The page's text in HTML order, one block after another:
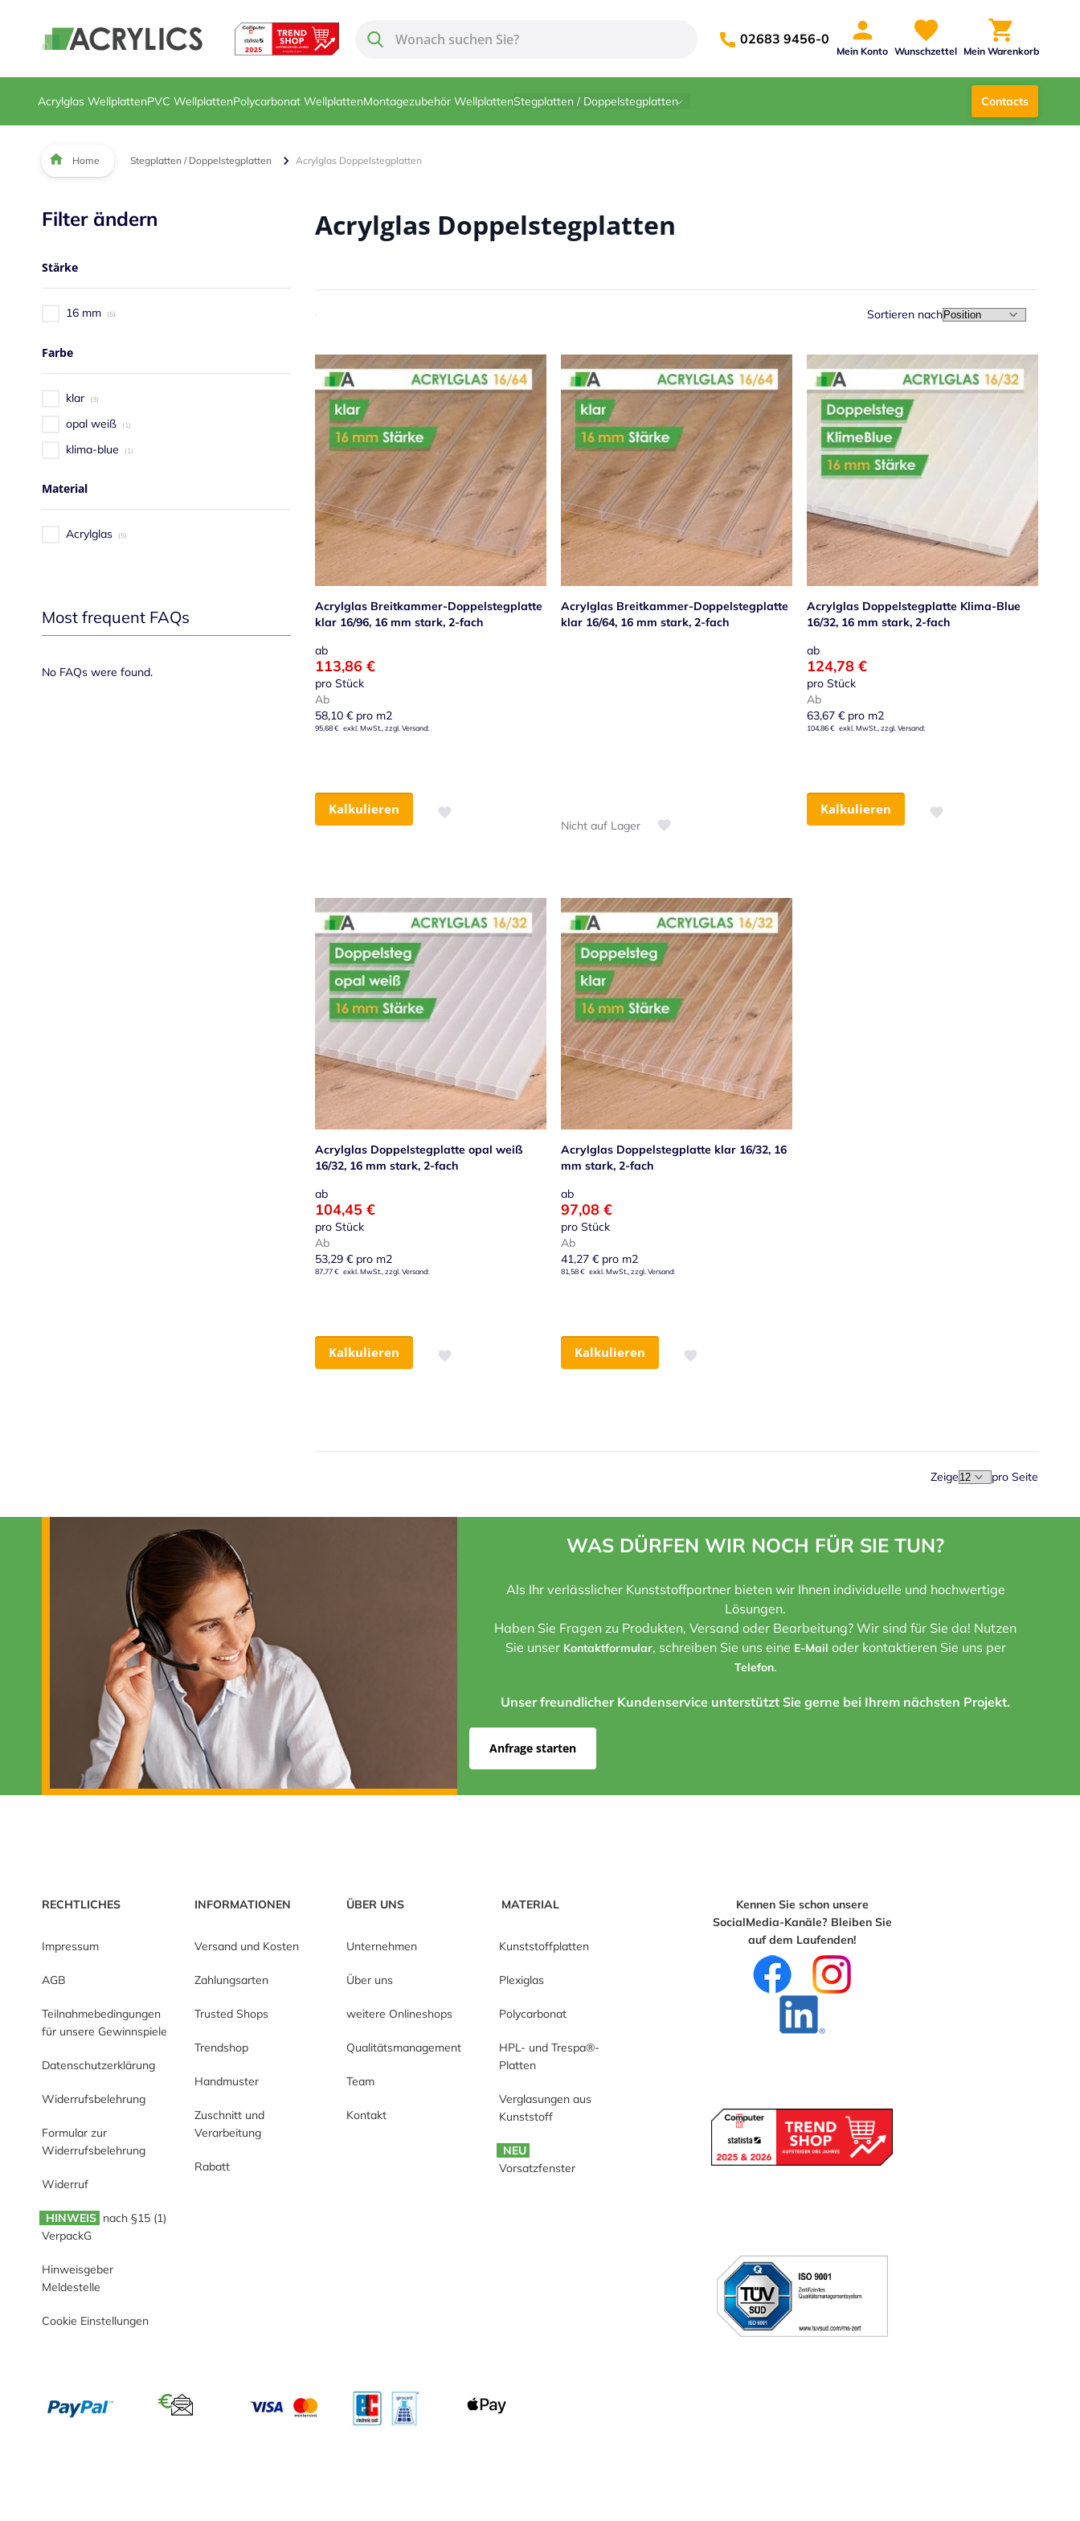
02683 9456-0
Mein Konto Wunschzettel Mein Warenkorb
Acrylglas WellplattenPVC WellplattenPolycarbonat WellplattenMontagezubehör WellplattenStegplatten / Doppelstegplatten Contacts
Home Stegplatten / Doppelstegplatten Acrylglas Doppelstegplatten
Filter ändern
Stärke
16 mm 5
Farbe
klar 3
opal weiß 1
klima-blue 1
Material
Acrylglas 5
Most frequent FAQs
No FAQs were found.
Acrylglas Doppelstegplatten
Sortieren nach
Acrylglas Breitkammer-Doppelstegplatte
klar 16/96, 16 mm stark, 2-fach
ab
113,86 €
pro Stück
Ab
58,10 € pro m2
95,68 €
Kalkulieren
Zur Wunschliste hinzufügen
Acrylglas Breitkammer-Doppelstegplatte
klar 16/64, 16 mm stark, 2-fach
Nicht auf Lager Zur Wunschliste hinzufügen
Acrylglas Doppelstegplatte Klima-Blue
16/32, 16 mm stark, 2-fach
ab
124,78 €
pro Stück
Ab
63,67 € pro m2
104,86 €
Kalkulieren
Zur Wunschliste hinzufügen
Acrylglas Doppelstegplatte opal weiß
16/32, 16 mm stark, 2-fach
ab
104,45 €
pro Stück
Ab
53,29 € pro m2
87,77 €
Kalkulieren
Zur Wunschliste hinzufügen
Acrylglas Doppelstegplatte klar 16/32, 16
mm stark, 2-fach
ab
97,08 €
pro Stück
Ab
41,27 € pro m2
81,58 €
Kalkulieren
Zur Wunschliste hinzufügen
Zeige pro Seite
WAS DÜRFEN WIR NOCH FÜR SIE TUN?
Als Ihr verlässlicher Kunststoffpartner bieten wir Ihnen individuelle und hochwertige
Lösungen.
Haben Sie Fragen zu Produkten, Versand oder Bearbeitung? Wir sind für Sie da! Nutzen
Sie unser Kontaktformular, schreiben Sie uns eine E-Mail oder kontaktieren Sie uns per
Telefon.
Unser freundlicher Kundenservice unterstützt Sie gerne bei Ihrem nächsten Projekt.
Anfrage starten
RECHTLICHES
Impressum
AGB
Teilnahmebedingungen
für unsere Gewinnspiele
Datenschutzerklärung
Widerrufsbelehrung
Formular zur
Widerrufsbelehrung
Widerruf
HINWEIS nach §15 (1)
VerpackG
Hinweisgeber
Meldestelle
Cookie Einstellungen
INFORMATIONEN
Versand und Kosten
Zahlungsarten
Trusted Shops
Trendshop
Handmuster
Zuschnitt und
Verarbeitung
Rabatt
ÜBER UNS
Unternehmen
Über uns
weitere Onlineshops
Qualitätsmanagement
Team
Kontakt
MATERIAL
Kunststoffplatten
Plexiglas
Polycarbonat
HPL- und Trespa®-
Platten
Verglasungen aus
Kunststoff
NEU
Vorsatzfenster
Kennen Sie schon unsere
SocialMedia-Kanäle? Bleiben Sie
auf dem Laufenden!